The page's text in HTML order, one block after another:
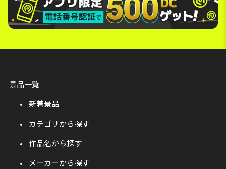
景品一覧
新着景品
カテゴリから探す
作品名から探す
メーカーから探す